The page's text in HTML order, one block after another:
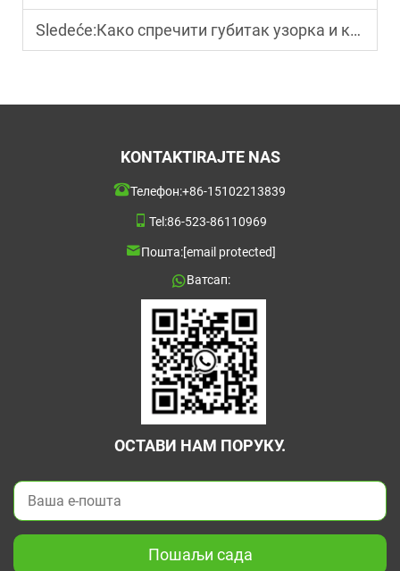
Sledeće:Како спречити губитак узорка и контаминацију у флаконима са ХПЛЦ-ом?
KONTAKTIRAJTE NAS
Телефон:+86-15102213839
Tel:86-523-86110969
Пошта:[email protected]
Ватсап:
ОСТАВИ НАМ ПОРУКУ.
Пошаљи сада